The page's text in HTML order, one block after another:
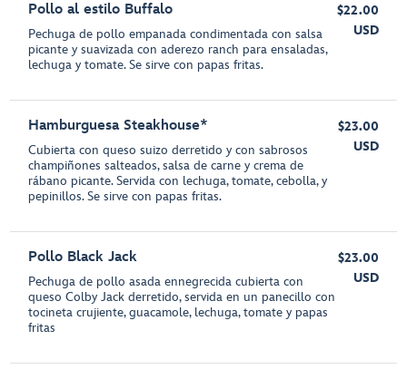
Pollo al estilo Buffalo
Pechuga de pollo empanada condimentada con salsa
picante y suavizada con aderezo ranch para ensaladas,
lechuga y tomate. Se sirve con papas fritas.
$22.00
USD
Hamburguesa Steakhouse*
Cubierta con queso suizo derretido y con sabrosos
champiñones salteados, salsa de carne y crema de
rábano picante. Servida con lechuga, tomate, cebolla, y
pepinillos. Se sirve con papas fritas.
$23.00
USD
Pollo Black Jack
Pechuga de pollo asada ennegrecida cubierta con
queso Colby Jack derretido, servida en un panecillo con
tocineta crujiente, guacamole, lechuga, tomate y papas
fritas
$23.00
USD